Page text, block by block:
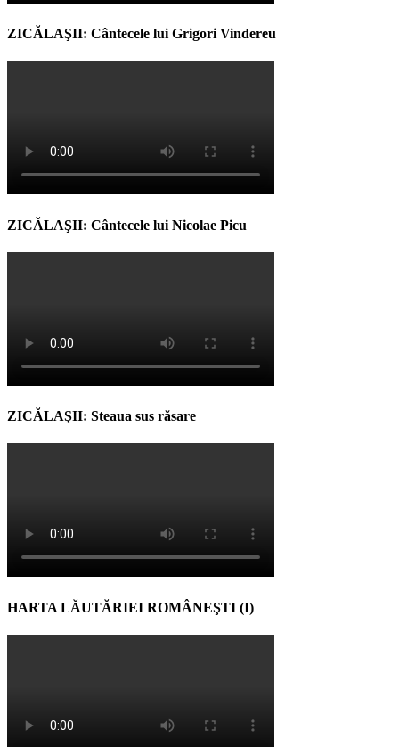
ZICĂLAŞII: Cântecele lui Grigori Vindereu
ZICĂLAŞII: Cântecele lui Nicolae Picu
ZICĂLAŞII: Steaua sus răsare
HARTA LĂUTĂRIEI ROMÂNEŞTI (I)